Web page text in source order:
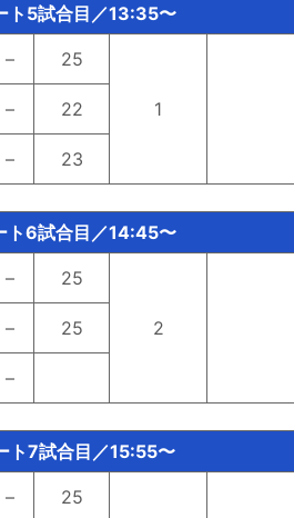
ト5試合目／13:35〜
– 25
1
– 22
– 23
ト6試合目／14:45〜
– 25
2
– 25
–
ト7試合目／15:55〜
– 25